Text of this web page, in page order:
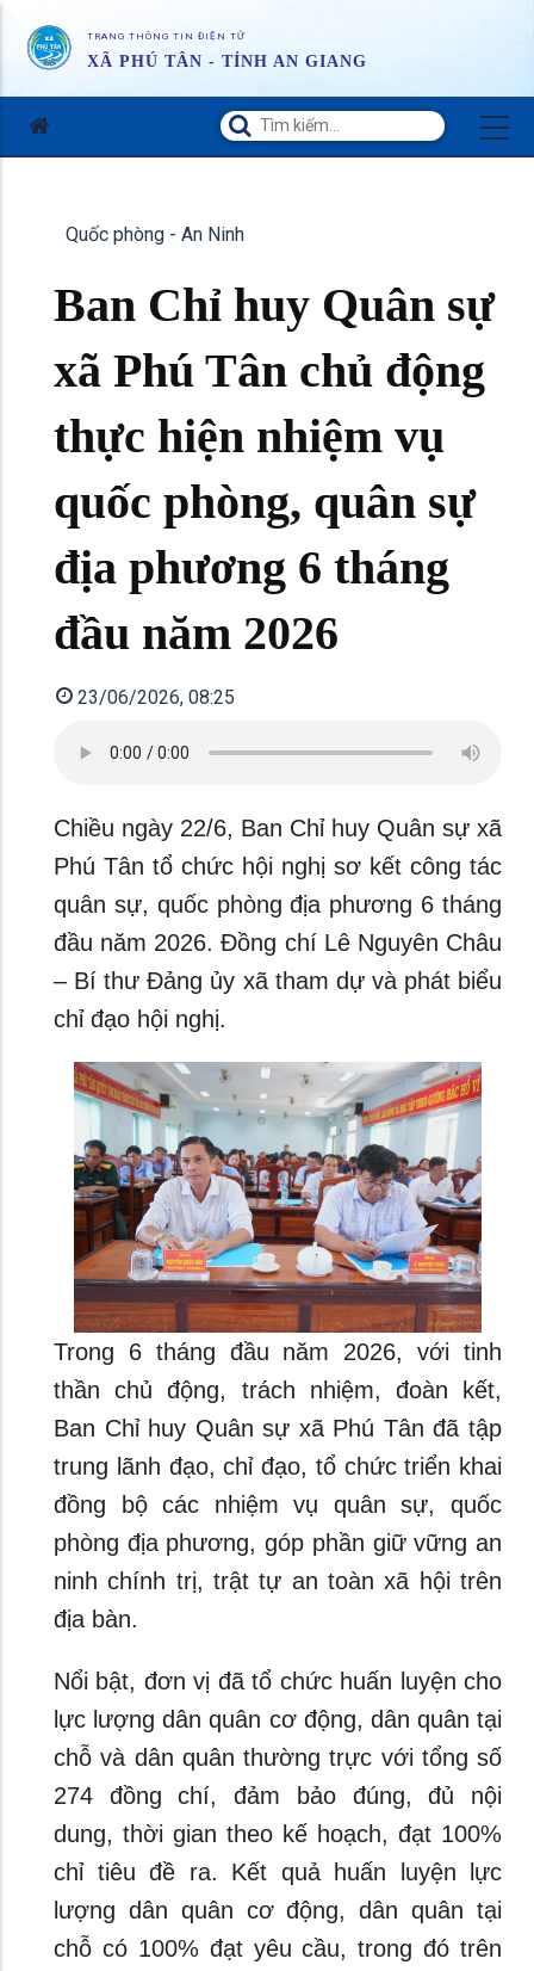
TRANG THÔNG TIN ĐIỆN TỬ
XÃ PHÚ TÂN - TỈNH AN GIANG
Quốc phòng - An Ninh
Ban Chỉ huy Quân sự
xã Phú Tân chủ động
thực hiện nhiệm vụ
quốc phòng, quân sự
địa phương 6 tháng
đầu năm 2026
23/06/2026, 08:25
Chiều ngày 22/6, Ban Chỉ huy Quân sự xã
Phú Tân tổ chức hội nghị sơ kết công tác
quân sự, quốc phòng địa phương 6 tháng
đầu năm 2026. Đồng chí Lê Nguyên Châu
– Bí thư Đảng ủy xã tham dự và phát biểu
chỉ đạo hội nghị.
Trong 6 tháng đầu năm 2026, với tinh
thần chủ động, trách nhiệm, đoàn kết,
Ban Chỉ huy Quân sự xã Phú Tân đã tập
trung lãnh đạo, chỉ đạo, tổ chức triển khai
đồng bộ các nhiệm vụ quân sự, quốc
phòng địa phương, góp phần giữ vững an
ninh chính trị, trật tự an toàn xã hội trên
địa bàn.
Nổi bật, đơn vị đã tổ chức huấn luyện cho
lực lượng dân quân cơ động, dân quân tại
chỗ và dân quân thường trực với tổng số
274 đồng chí, đảm bảo đúng, đủ nội
dung, thời gian theo kế hoạch, đạt 100%
chỉ tiêu đề ra. Kết quả huấn luyện lực
lượng dân quân cơ động, dân quân tại
chỗ có 100% đạt yêu cầu, trong đó trên